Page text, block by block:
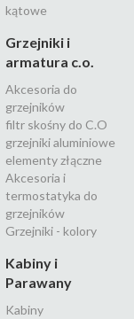
kątowe
Grzejniki i
armatura c.o.
Akcesoria do
grzejników
filtr skośny do C.O
grzejniki aluminiowe
elementy złączne
Akcesoria i
termostatyka do
grzejników
Grzejniki - kolory
Kabiny i
Parawany
Kabiny